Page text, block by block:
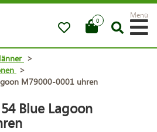
0
Menü
>
>
M79000-0001 uhren
Blue Lagoon